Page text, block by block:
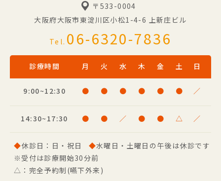
〒533-0004
大阪府大阪市東淀川区小松1-4-6 上新庄ビル
Tel. 06-6320-7836
診療時間 月 火 水 木 金 土 日
9:00~12:30 ● ● ● ● ● ● ／
14:30~17:30 ● ● ／ ● ● △ ／
◆休診日：日・祝日 ◆水曜日・土曜日の午後は休診です
※受付は診療開始30分前
△：完全予約制(嚥下外来)